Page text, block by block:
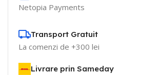
Netopia Payments
Transport Gratuit
La comenzi de +300 lei
Livrare prin Sameday